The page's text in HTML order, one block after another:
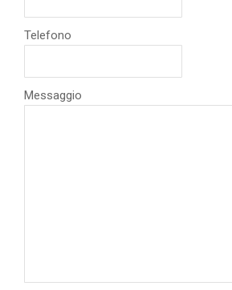
Telefono
Messaggio